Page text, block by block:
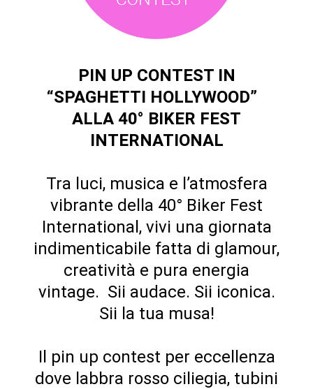
PIN UP CONTEST IN
“SPAGHETTI HOLLYWOOD”
ALLA 40° BIKER FEST
INTERNATIONAL
Tra luci, musica e l’atmosfera
vibrante della 40° Biker Fest
International, vivi una giornata
indimenticabile fatta di glamour,
creatività e pura energia
vintage. Sii audace. Sii iconica.
Sii la tua musa!
Il pin up contest per eccellenza
dove labbra rosso ciliegia, tubini